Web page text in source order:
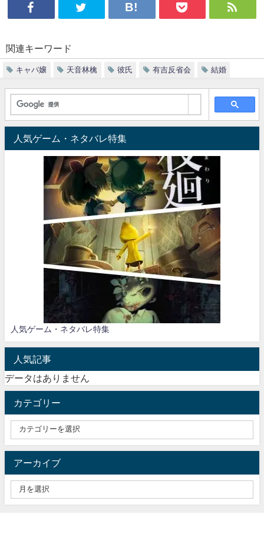
関連キーワード
キャバ嬢 天音林檎 彼氏 有吉反省会 結婚
人気ゲーム・ネタバレ特集
人気ゲーム・ネタバレ特集
人気記事
データはありません
カテゴリー
アーカイブ